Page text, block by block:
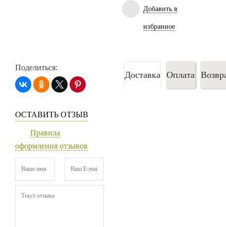
Добавить в
избранное
Поделиться:
ОСТАВИТЬ ОТЗЫВ
Правила
оформления отзывов
Доставка Оплата